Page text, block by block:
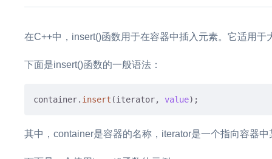
在C++中，insert()函数用于在容器中插入元素。它适用
下面是insert()函数的一般语法：
container. insert (iterator, value
其中，container是容器的名称，iterator是一个指向容器